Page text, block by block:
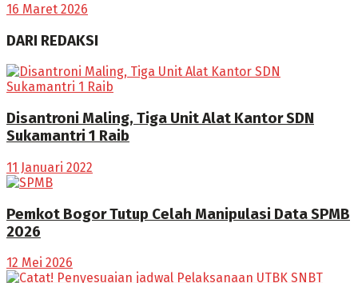
16 Maret 2026
DARI REDAKSI
Disantroni Maling, Tiga Unit Alat Kantor SDN
Sukamantri 1 Raib
11 Januari 2022
Pemkot Bogor Tutup Celah Manipulasi Data SPMB
2026
12 Mei 2026